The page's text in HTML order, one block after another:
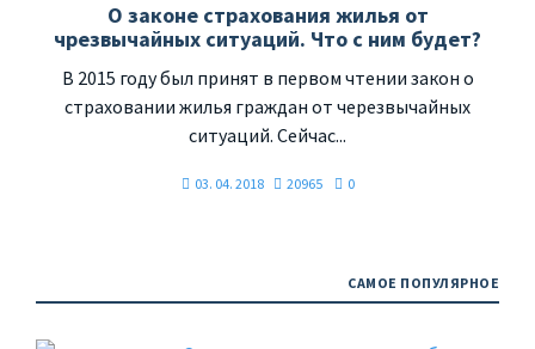
О законе страхования жилья от
чрезвычайных ситуаций. Что с ним будет?
В 2015 году был принят в первом чтении закон о
страховании жилья граждан от черезвычайных
ситуаций. Сейчас...
03. 04. 2018 20965 0
САМОЕ ПОПУЛЯРНОЕ